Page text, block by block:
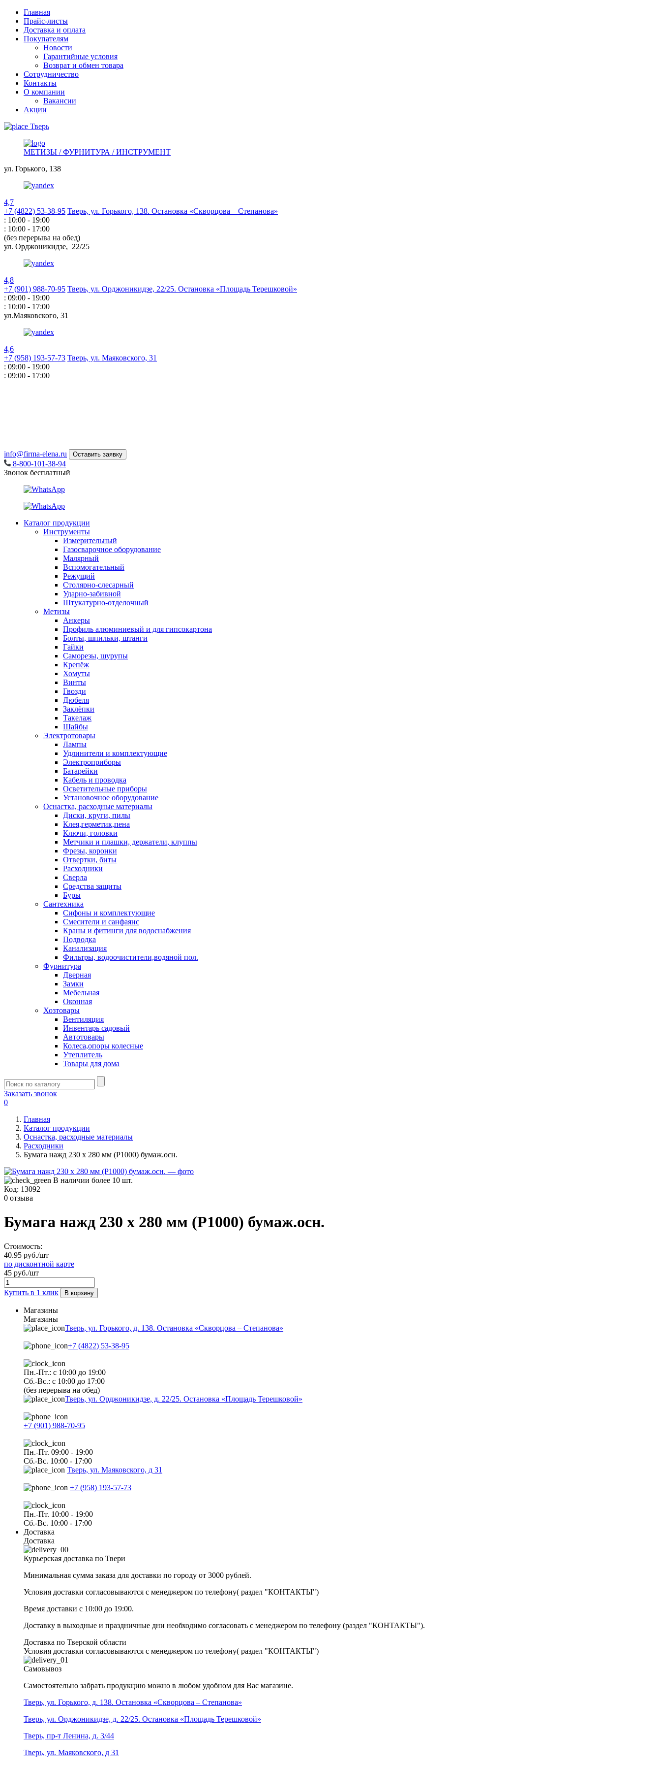
Главная
Прайс-листы
Доставка и оплата
Покупателям
Новости
Гарантийные условия
Возврат и обмен товара
Сотрудничество
Контакты
О компании
Вакансии
Акции
Тверь
МЕТИЗЫ / ФУРНИТУРА / ИНСТРУМЕНТ
ул. Горького, 138
4,7
+7 (4822) 53-38-95 Тверь, ул. Горького, 138. Остановка «Скворцова – Степанова»
: 10:00 - 19:00
: 10:00 - 17:00
(без перерыва на обед)
ул. Орджоникидзе, 22/25
4,8
+7 (901) 988-70-95 Тверь, ул. Орджоникидзе, 22/25. Остановка «Площадь Терешковой»
: 09:00 - 19:00
: 10:00 - 17:00
ул.Маяковского, 31
4,6
+7 (958) 193-57-73 Тверь, ул. Маяковского, 31
: 09:00 - 19:00
: 09:00 - 17:00
info@firma-elena.ru Оставить заявку
8-800-101-38-94
Звонок бесплатный
Каталог продукции
Инструменты
Измерительный
Газосварочное оборудование
Малярный
Вспомогательный
Режущий
Столярно-слесарный
Ударно-забивной
Штукатурно-отделочный
Метизы
Анкеры
Профиль алюминиевый и для гипсокартона
Болты, шпильки, штанги
Гайки
Саморезы, шурупы
Крепёж
Хомуты
Винты
Гвозди
Дюбеля
Заклёпки
Такелаж
Шайбы
Электротовары
Лампы
Удлинители и комплектующие
Электроприборы
Батарейки
Кабель и проводка
Осветительные приборы
Установочное оборудование
Оснастка, расходные материалы
Диски, круги, пилы
Клея,герметик,пена
Ключи, головки
Метчики и плашки, держатели, клуппы
Фрезы, коронки
Отвертки, биты
Расходники
Сверла
Средства защиты
Буры
Сантехника
Сифоны и комплектующие
Смесители и санфаянс
Краны и фитинги для водоснабжения
Подводка
Канализация
Фильтры, водоочистители,водяной пол.
Фурнитура
Дверная
Замки
Мебельная
Оконная
Хозтовары
Вентиляция
Инвентарь садовый
Автотовары
Колеса,опоры колесные
Утеплитель
Товары для дома
Заказать звонок
0
Главная
Каталог продукции
Оснастка, расходные материалы
Расходники
Бумага нажд 230 х 280 мм (Р1000) бумаж.осн.
В наличии более 10 шт.
Код: 13092
0 отзыва
Бумага нажд 230 х 280 мм (Р1000) бумаж.осн.
Стоимость:
40.95 руб./шт
по дисконтной карте
45 руб./шт
Купить в 1 клик В корзину
Магазины
Магазины
Тверь, ул. Горького, д. 138. Остановка «Скворцова – Степанова»
+7 (4822) 53-38-95
Пн.-Пт.: с 10:00 до 19:00
Сб.-Вс.: с 10:00 до 17:00
(без перерыва на обед)
Тверь, ул. Орджоникидзе, д. 22/25. Остановка «Площадь Терешковой»
+7 (901) 988-70-95
Пн.-Пт. 09:00 - 19:00
Сб.-Вс. 10:00 - 17:00
Тверь, ул. Маяковского, д 31
+7 (958) 193-57-73
Пн.-Пт. 10:00 - 19:00
Сб.-Вс. 10:00 - 17:00
Доставка
Доставка
Курьерская доставка по Твери
Минимальная сумма заказа для доставки по городу от 3000 рублей.
Условия доставки согласовываются с менеджером по телефону( раздел "КОНТАКТЫ")
Время доставки с 10:00 до 19:00.
Доставку в выходные и праздничные дни необходимо согласовать с менеджером по телефону (раздел "КОНТАКТЫ").
Доставка по Тверской области
Условия доставки согласовываются с менеджером по телефону( раздел "КОНТАКТЫ")
Самовывоз
Самостоятельно забрать продукцию можно в любом удобном для Вас магазине.
Тверь, ул. Горького, д. 138. Остановка «Скворцова – Степанова»
Тверь, ул. Орджоникидзе, д. 22/25. Остановка «Площадь Терешковой»
Тверь, пр-т Ленина, д. 3/44
Тверь, ул. Маяковского, д 31